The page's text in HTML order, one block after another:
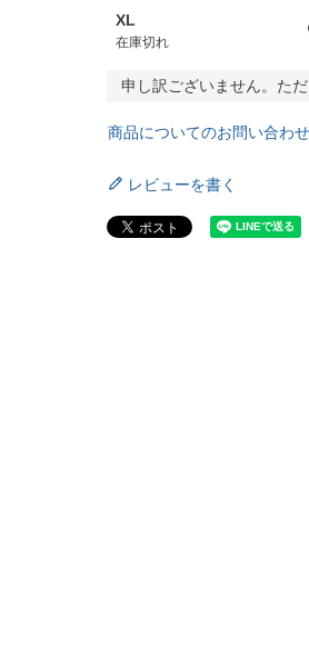
XL
在庫切れ
申し訳ございません。た
商品についてのお問い合わせ
レビューを書く